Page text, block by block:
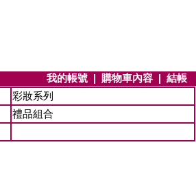
我的帳號 | 購物車內容 | 結帳
彩妝系列
禮品組合